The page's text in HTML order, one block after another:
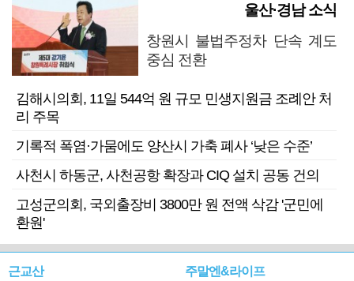
울산·경남 소식
창원시 불법주정차 단속 계도
중심 전환
김해시의회, 11일 544억 원 규모 민생지원금 조례안 처
리 주목
기록적 폭염·가뭄에도 양산시 가축 폐사 ‘낮은 수준’
사천시 하동군, 사천공항 확장과 CIQ 설치 공동 건의
고성군의회, 국외출장비 3800만 원 전액 삭감 '군민에
환원'
근교산 주말엔&라이프